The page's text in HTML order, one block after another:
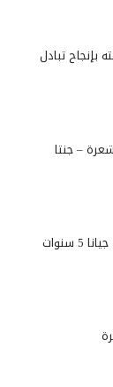
تبادل
– جنتا